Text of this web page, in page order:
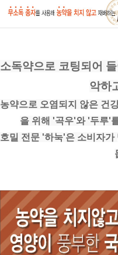
소독약으로 코팅되어
악하
농약으로 오염되지 않은 건
을 위해 '곡우'와 '두루'
호밀 전문 '하눅'은 소비자